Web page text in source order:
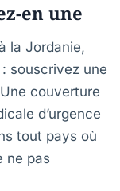
en une
la Jordanie,
souscrivez une
couverture
d’urgence
tout pays où
ne pas